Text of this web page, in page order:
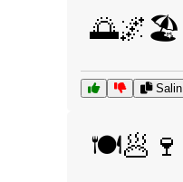
🌅🌌🏖️
Salin
🍽️🥟🍷